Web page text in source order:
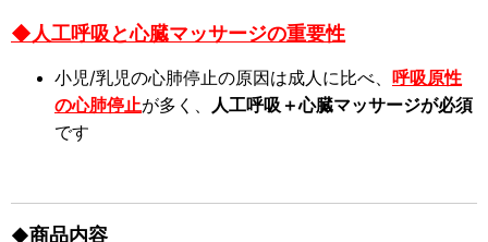
◆人工呼吸と心臓マッサージの重要性
小児/乳児の心肺停止の原因は成人に比べ、 呼吸原性
の心肺停止が多く、 人工呼吸＋心臓マッサージが必須
です
◆商品内容